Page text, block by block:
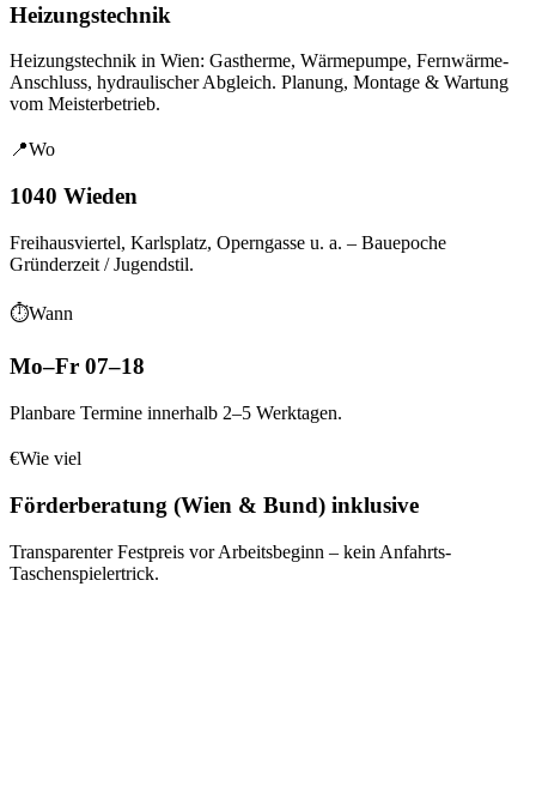
Heizungstechnik
Heizungstechnik in Wien: Gastherme, Wärmepumpe, Fernwärme-
Anschluss, hydraulischer Abgleich. Planung, Montage & Wartung
vom Meisterbetrieb.
📍Wo
1040 Wieden
Freihausviertel, Karlsplatz, Operngasse u. a. – Bauepoche
Gründerzeit / Jugendstil.
⏱Wann
Mo–Fr 07–18
Planbare Termine innerhalb 2–5 Werktagen.
€Wie viel
Förderberatung (Wien & Bund) inklusive
Transparenter Festpreis vor Arbeitsbeginn – kein Anfahrts-
Taschenspielertrick.